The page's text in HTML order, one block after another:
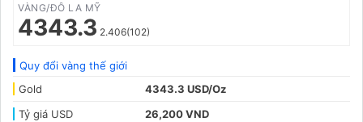
VÀNG/ĐÔ LA MỸ
4343.3 2.406(102)
Quy đổi vàng thế giới
Gold
4343.3 USD/Oz
Tỷ giá USD
26,200 VND